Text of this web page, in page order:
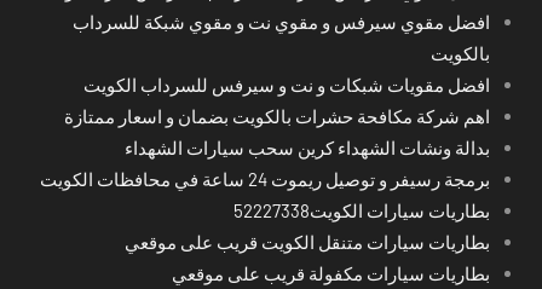
افضل مقوي سيرفس و مقوي نت و مقوي شبكة للسرداب
بالكويت
افضل مقويات شبكات و نت و سيرفس للسرداب الكويت
اهم شركة مكافحة حشرات بالكويت بضمان و اسعار ممتازة
بدالة ونشات الشهداء كرين سحب سيارات الشهداء
برمجة رسيفر و توصيل ريموت 24 ساعة في محافظات الكويت
بطاريات سيارات الكويت52227338
بطاريات سيارات متنقل الكويت قريب على موقعي
بطاريات سيارات مكفولة قريب على موقعي